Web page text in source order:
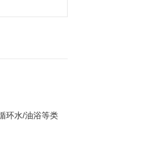
环水/油浴等类